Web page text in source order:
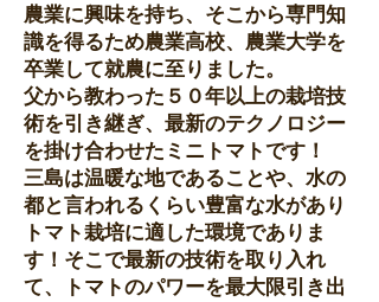
農業に興味を持ち、そこから専門知
識を得るため農業高校、農業大学を
卒業して就農に至りました。
父から教わった５０年以上の栽培技
術を引き継ぎ、最新のテクノロジー
を掛け合わせたミニトマトです！
三島は温暖な地であることや、水の
都と言われるくらい豊富な水があり
トマト栽培に適した環境でありま
す！そこで最新の技術を取り入れ
て、トマトのパワーを最大限引き出